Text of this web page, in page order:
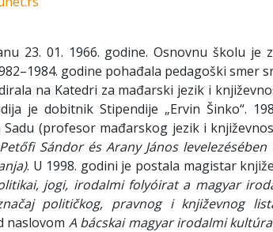
23. 01. 1966. godine. Osnovnu školu
godine pohađala pedagoški smer
na Katedri za mađarski jezik i
je dobitnik Stipendije „Ervin Šinko“.
(profesor mađarskog jezik i
Sándor és Arany János levelezésében
. U 1998. godini je postala magistar
jogi, irodalmi folyóirat a magyar
političkog, pravnog i književnog
naslovom A bácskai magyar irodalmi